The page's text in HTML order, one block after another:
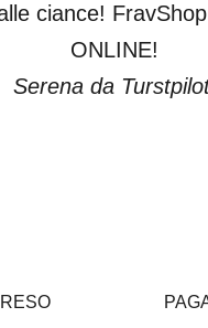
ciance!
ONLINE!
Serena da